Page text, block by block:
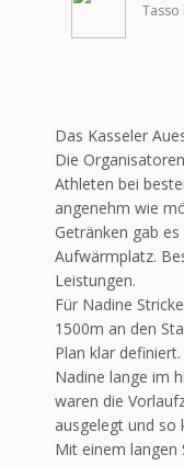
Tasso
Das Kasseler
Die
Athleten bei
angenehm wie
Getränken gab
Aufwärmplatz.
Leistungen.
Für Nadine
1500m an den
Plan klar
Nadine lange im
waren die
ausgelegt und so
Mit einem langen